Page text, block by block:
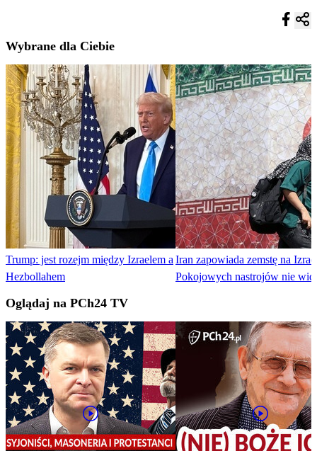
Wybrane dla Ciebie
Trump: jest rozejm między Izraelem a
Hezbollahem
Iran zapowiada zemstę na
Pokojowych nastrojów nie
Oglądaj na PCh24 TV